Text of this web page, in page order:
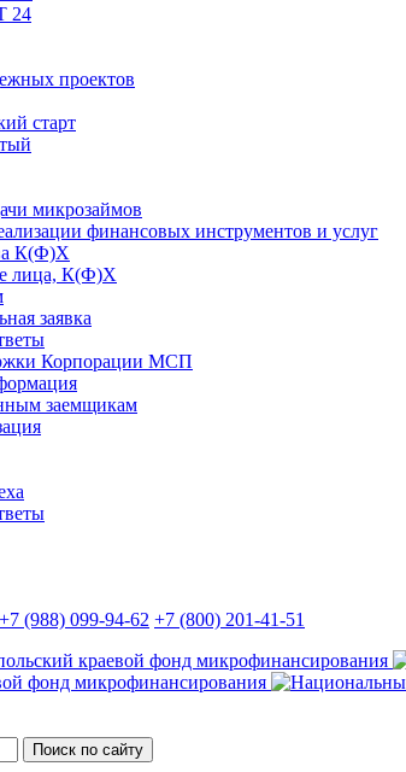
24
проектов
старт
микрозаймов
финансовых инструментов и услуг
К(Ф)Х
лица, К(Ф)Х
заявка
Корпорации МСП
заемщикам
+7 (988) 099-94-62 +7 (800) 201-41-51
Поиск по сайту